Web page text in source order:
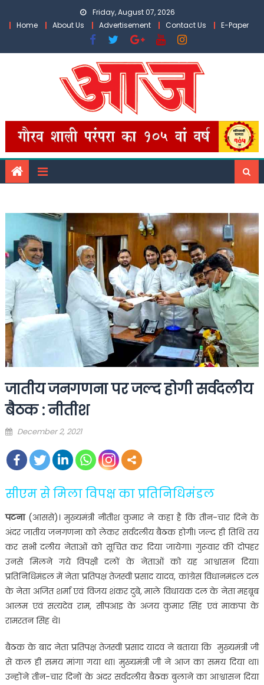
Friday, August 07, 2026
Home
About Us Advertisement Contact Us E-Paper
जातीय जनगणना पर जल्द होगी सर्वदलीय
बैठक : नीतीश
Posted
December 2, 2021
सीएम से मिला विपक्ष का प्रतिनिधिमंडल
पटना(आससे)। मुख्यमंत्री नीतीश कुमार ने कहा है कि तीन-चार दिने के
अंदर जातीय जनगणना को लेकर सर्वदलीय बैठक होगी। जल्द ही तिथि तय
कर सभी दलीय नेताओं को सूचित कर दिया जायेगा। गुरूवार की दोपहर
उनसे मिलने गये विपक्षी दलों के नेताओं को यह आश्वासन दिया।
प्रतिनिधिमंडल में नेता प्रतिपक्ष तेजस्वी प्रसाद यादव, कांग्रेस विधानमंडल दल
के नेता अजित शर्मा एवं विजय शंकर दुबे, माले विधायक दल के नेता महबूब
आलम एवं सत्यदेव राम, सीपआइ के अजय कुमार सिंह एवं माकपा के
रामरतन सिह थे।
बैठक के बाद नेता प्रतिपक्ष तेजस्वी प्रसाद यादव ने बताया कि मुख्यमंत्री जी
से कल ही समय मांगा गया था। मुख्यमंत्री जी ने आज का समय दिया था।
उन्होंने तीन-चार दिनों के अंदर सर्वदलीय बैठक बुलाने का आश्वासन दिया